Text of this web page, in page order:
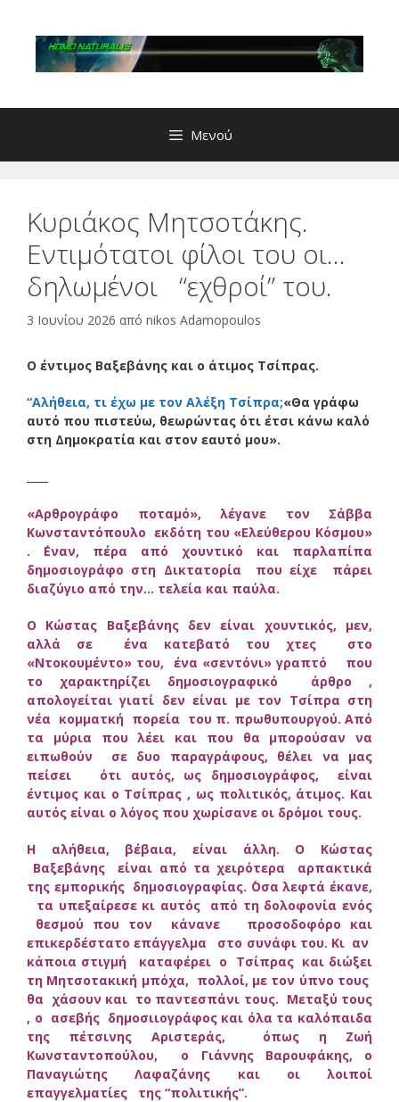
περιεχόμενο
Μενού
Κυριάκος Μητσοτάκης.
Εντιμότατοι φίλοι του οι…
δηλωμένοι “εχθροί” του.
3 Ιουνίου 2026 από nikos Adamopoulos
Ο έντιμος Βαξεβάνης και ο άτιμος Τσίπρας.
“Αλήθεια, τι έχω με τον Αλέξη Τσίπρα;«Θα γράφω
αυτό που πιστεύω, θεωρώντας ότι έτσι κάνω καλό
στη Δημοκρατία και στον εαυτό μου».
«Αρθρογράφο ποταμό», λέγανε τον Σάββα
Κωνσταντόπουλο εκδότη του «Ελεύθερου Κόσμου»
. ΄Εναν, πέρα από χουντικό και παρλαπίπα
δημοσιογράφο στη Δικτατορία που είχε πάρει
διαζύγιο από την… τελεία και παύλα.
Ο Κώστας Βαξεβάνης δεν είναι χουντικός, μεν,
αλλά σε ένα κατεβατό του χτες στο
«Ντοκουμέντο» του, ένα «σεντόνι» γραπτό που
το χαρακτηρίζει δημοσιογραφικό άρθρο ,
απολογείται γιατί δεν είναι με τον Τσίπρα στη
νέα κομματκή πορεία του π. πρωθυπουργού. Από
τα μύρια που λέει και που θα μπορούσαν να
ειπωθούν σε δυο παραγράφους, θέλει να μας
πείσει ότι αυτός, ως δημοσιογράφος, είναι
έντιμος και ο Τσίπρας , ως πολιτικός, άτιμος. Και
αυτός είναι ο λόγος που χωρίσανε οι δρόμοι τους.
Η αλήθεια, βέβαια, είναι άλλη. Ο Κώστας
Βαξεβάνης είναι από τα χειρότερα αρπακτικά
της εμπορικής δημοσιογραφίας. ΄Οσα λεφτά έκανε,
τα υπεξαίρεσε κι αυτός από τη δολοφονία ενός
θεσμού που τον κάνανε προσοδοφόρο και
επικερδέστατο επάγγελμα στο συνάφι του. Κι αν
κάποια στιγμή καταφέρει ο Τσίπρας και διώξει
τη Μητσοτακική μπόχα, πολλοί, με τον ύπνο τους
θα χάσουν και το παντεσπάνι τους. Μεταξύ τους
, ο ασεβής δημοσιιογράφος και όλα τα καλόπαιδα
της πέτσινης Αριστεράς, όπως η Ζωή
Κωνσταντοπούλου, ο Γιάννης Βαρουφάκης, ο
Παναγιώτης Λαφαζάνης και οι λοιποί
επαγγελματίες της “πολιτικής”.